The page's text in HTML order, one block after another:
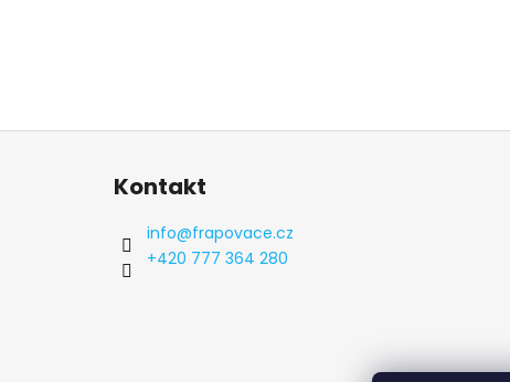
Z
Kontakt
info@frapovace.cz
+420 777 364 280